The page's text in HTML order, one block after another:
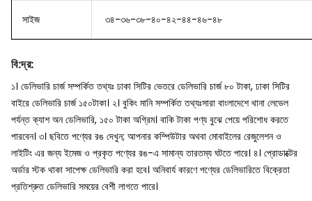
সাইজ ৩৪-৩৬-৩৮-৪০-৪২-৪৪-৪৬-৪৮
বি:দ্র:
১। ডেলিভারি চার্জ সম্পর্কিত তথ্যঃ ঢাকা সিটির ভেতরে ডেলিভারি চার্জ ৮০ টাকা, ঢাকা সিটির
বাইরে ডেলিভারি চার্জ ১৫০টাকা। ২। বুকিং মানি সম্পর্কিত তথ্যঃসারা বাংলাদেশে থানা লেভেল
পর্যন্ত ক্যাশ অন ডেলিভারি, ১৫০ টাকা অগ্রিম। বাকি টাকা পণ্য বুঝে পেয়ে পরিশোধ করতে
পারবেন। ৩। ছবিতে পণ্যের রঙ দেখুন; আপনার কম্পিউটার অথবা মোবাইলের রেজুলেশন ও
লাইটিং এর জন্য ইমেজ ও প্রকৃত পণ্যের রঙ-এ সামান্য তারতম্য ঘটতে পারে। ৪। প্রোডাক্টের
অর্ডার স্টক থাকা সাপেক্ষ ডেলিভারি করা হবে। অনিবার্য কারণে পণ্যের ডেলিভারিতে বিক্রেতা
প্রতিশ্রুত ডেলিভারি সময়ের বেশী লাগতে পারে।